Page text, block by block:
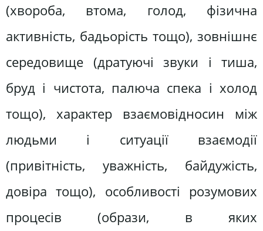
(хвороба, втома, голод, фізична
активність, бадьорість тощо), зовнішнє
середовище (дратуючі звуки і тиша,
бруд і чистота, палюча спека і холод
тощо), характер взаємовідносин між
людьми і ситуації взаємодії
(привітність, уважність, байдужість,
довіра тощо), особливості розумових
процесів (образи, в яких